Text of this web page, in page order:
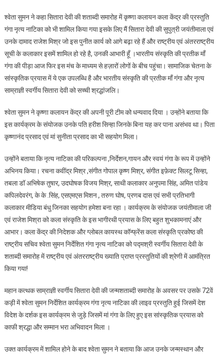
श्वेता सुमन ने कहा सितारा देवी की शताब्दी समारोह में कृष्णा कलायन कला केंद्र की प्रस्तुति
गंगा नृत्य नाटिका को भी शामिल किया गया इसके लिए मैं सितारा देवी की सुपुत्री जयंतीमाला एवं
उनके दामाद राजेश मिश्र जो इस पुनीत कार्य को आगे बढ़ा रहे हैं और राष्ट्रीय एवं अंतरराष्ट्रीय
सूची के कलाकार इसमें शामिल हो रहे है, उनकी आभारी हूँ ।भारतीय संस्कृति की प्रतीक माँ
गंगा की पीड़ा आज फिर इस मंच के माध्यम से हज़ारों लोगों के बीच पहुंचा। सामाजिक चेतना के
सांस्कृतिक प्रयास में ये एक उपलब्धि है और भारतीय संस्कृति की प्रतीक माँ गंगा और नृत्य
साम्राज्ञी स्वर्गीय सितारा देवी को सच्ची श्रद्धांजलि।
श्वेता सुमन ने कृष्णा कलायन केंद्र की अपनी पूरी टीम को धन्यवाद दिया । उन्होंने बताया कि
इस कार्यक्रम के संयोजक उनके पति हरीश सिन्हा जिनके बिना यह कर पाना असंभव था। पिता
कृष्णानंद प्रसाद एवं मां सुनीता प्रसाद का भी सहयोग मिला।
उन्होंने बताया कि नृत्य नाटिका की परिकल्पना ,निर्देशन,गायन और स्वयं गंगा के रूप में उन्होंने
अभिनय किया। रचना कवींद्र मिश्र ,संगीत गोपाल कृष्ण मिश्र, संगीत इफ़ेक्ट सिलटू सिन्हा,
तबला डॉ अभिषेक तुषार, उदघोषक विजय मिश्र, साथी कलाकार अनुपमा सिंह, अमित पांडेय
कपिलदेवरंग, के के .सिंह, एसएमएस मिशन , तरुण घोष, प्रणब दास एवं सभी प्रतिभागी
कलाकार मीडिया बंधु जिनका सहयोग हमेशा बना रहा । कार्यक्रम के संयोजक जयंतीमाला जी
एवं राजेश मिश्रा को कला संस्कृति के इस भागीरथी प्रयास के लिए बहुत शुभकामनाएं और
आभार। कला केंद्र की निदेशक और ग्लोबल कायस्थ कॉन्फ्रेंस कला संस्कृति प्रकोष्ठ की
राष्ट्रीय सचिव श्वेता सुमन निर्देशित गंगा नृत्य नाटिका को पद्मश्री स्वर्गीय सितारा देवी के
शताब्दी समारोह में राष्ट्रीय एवं अंतरराष्ट्रीय ख्याति प्राप्त प्रस्तुतियों की श्रेणी में आमंत्रित
किया गया!
महान कत्थक साम्राज्ञी स्वर्गीय सितारा देवी की जन्मशताब्दी समारोह के अवसर पर उसके 72वें
कड़ी में श्वेता सुमन निर्देशित कार्यक्रम गंगा नृत्य नाटिका की लाइव प्रस्तुति हुई जिसमें देश
विदेश के दर्शक इस कार्यक्रम से जुड़े जिसमें मां गंगा के लिए हुए इस सांस्कृतिक प्रयास को
काफी श्रद्धा और सम्मान भरा अभिवादन मिला ।
उक्त कार्यक्रम में शामिल होने के बाद श्वेता सुमन ने बताया कि आज उनके जन्मस्थान और